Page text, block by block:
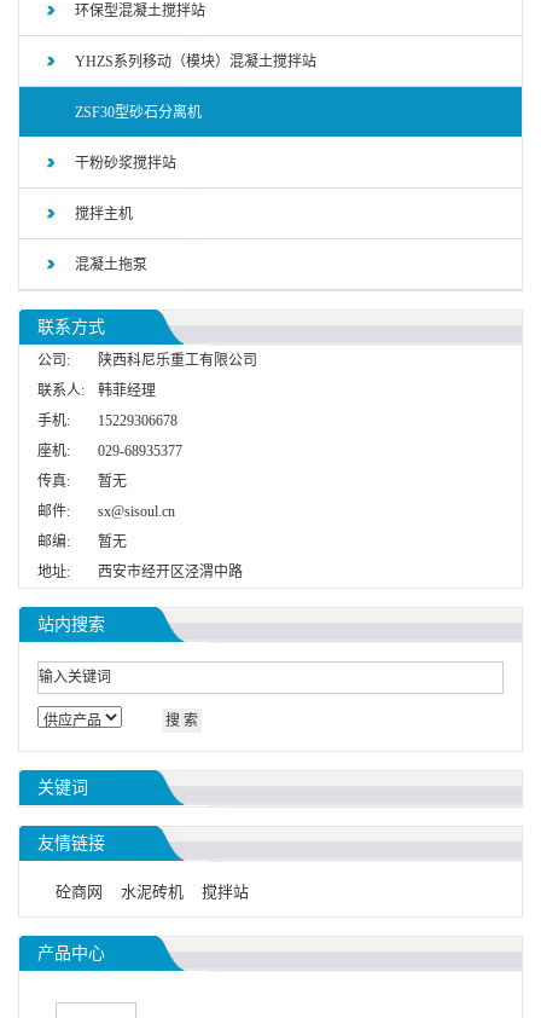
环保型混凝土搅拌站
YHZS系列移动（模块）混凝土搅拌站
ZSF30型砂石分离机
干粉砂浆搅拌站
搅拌主机
混凝土拖泵
联系方式
公司:
陕西科尼乐重工有限公司
联系人:
韩菲经理
手机:
15229306678
座机:
029-68935377
传真:
暂无
邮件:
sx@sisoul.cn
邮编:
暂无
地址:
西安市经开区泾渭中路
站内搜索
关键词
友情链接
砼商网 水泥砖机 搅拌站
产品中心